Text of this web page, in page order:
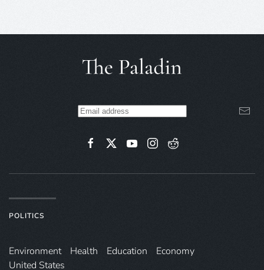
POLITICS
Environ­ment Health Education
Economy
United States